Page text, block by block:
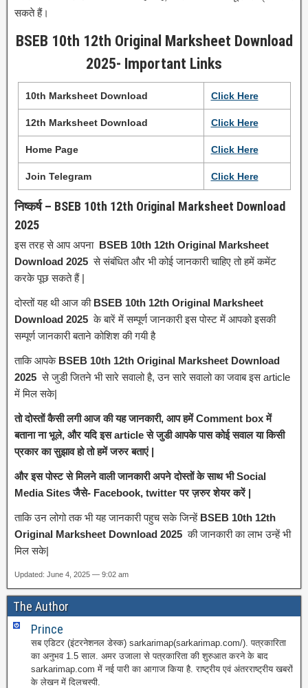
सकते हैं।
BSEB 10th 12th Original Marksheet Download
2025- Important Links
10th Marksheet Download Click Here
12th Marksheet Download Click Here
Home Page Click Here
Join Telegram Click Here
निष्कर्ष – BSEB 10th 12th Original Marksheet Download
2025
इस तरह से आप अपना BSEB 10th 12th Original Marksheet
Download 2025से संबंधित और भी कोई जानकारी चाहिए तो हमें कमेंट
करके पूछ सकते हैं |
दोस्तों यह थी आज की BSEB 10th 12th Original Marksheet
Download 2025के बारें में सम्पूर्ण जानकारी इस पोस्ट में आपको इसकी
सम्पूर्ण जानकारी बताने कोशिश की गयी है
ताकि आपकेBSEB 10th 12th Original Marksheet Download
2025से जुडी जितने भी सारे सवालो है, उन सारे सवालो का जवाब इस article
में मिल सके|
तो दोस्तों कैसी लगी आज की यह जानकारी, आप हमें Comment box में
बताना ना भूले, और यदि इस article से जुडी आपके पास कोई सवाल या किसी
प्रकार का सुझाव हो तो हमें जरुर बताएं |
और इस पोस्ट से मिलने वाली जानकारी अपने दोस्तों के साथ भी Social
Media Sites जैसे- Facebook, twitter पर ज़रुर शेयर करें |
ताकि उन लोगो तक भी यह जानकारी पहुच सके जिन्हें BSEB 10th 12th
Original Marksheet Download 2025की जानकारी का लाभ उन्हें भी
मिल सके|
Updated: June 4, 2025 — 9:02 am
The Author
Prince
सब एडिटर (इंटरनेशनल डेस्क) sarkarimap(sarkarimap.com/). पत्रकारिता
का अनुभव 1.5 साल. अमर उजाला से पत्रकारिता की शुरुआत करने के बाद
sarkarimap.com में नई पारी का आगाज किया है. राष्ट्रीय एवं अंतरराष्ट्रीय खबरों
के लेखन में दिलचस्पी.